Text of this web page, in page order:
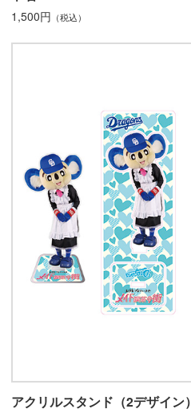
1,500円 （税込）
アクリルスタンド（2デザイン）